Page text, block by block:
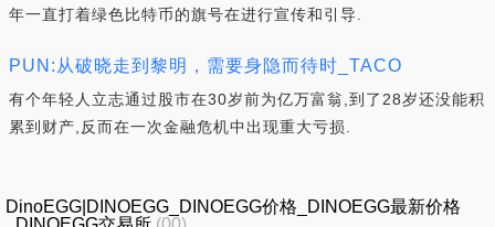
年一直打着绿色比特币的旗号在进行宣传和引导.
PUN:从破晓走到黎明，需要身隐而待时_TACO
有个年轻人立志通过股市在30岁前为亿万富翁,到了28岁还没能积
累到财产,反而在一次金融危机中出现重大亏损.
DinoEGG|DINOEGG_DINOEGG价格_DINOEGG最新价格